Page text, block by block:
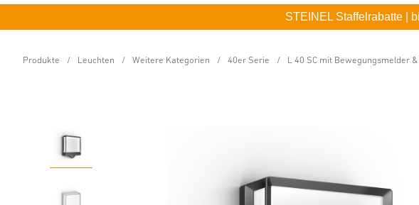
STEINEL Staffelrabatte |
Produkte Leuchten Weitere Kategorien 40er Serie L 40 SC mit Bewegungsmelder